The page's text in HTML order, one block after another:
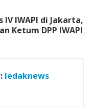
IWAPI di Jakarta,
Ketum DPP IWAPI
ledaknews